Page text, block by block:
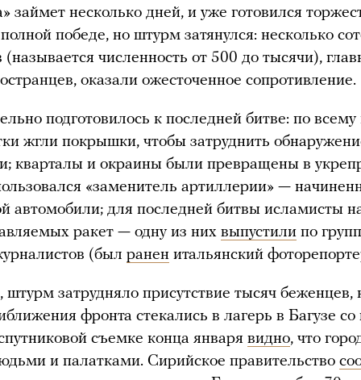
займет несколько дней, и уже готовился
победе, но штурм затянулся: несколько
(называется численность от 500 до тысячи),
оказали ожесточенное сопротивление.
подготовилось к последней битве: по всему
жгли покрышки, чтобы затруднить
кварталы и окраины были превращены в
«заменитель артиллерии» —
автомобили; для последней битвы исламисты
ракет — одну из них выпустили по
(был ранен итальянский
штурм затрудняло присутствие тысяч беженцев,
фронта стекались в лагерь в Багузе со
съемке конца января видно, что
и палатками. Сирийское правительство